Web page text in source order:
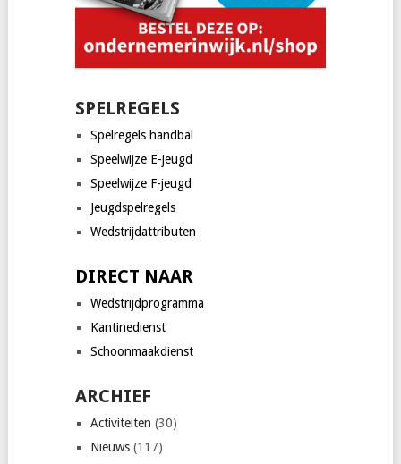
SPELREGELS
Spelregels handbal
Speelwijze E-jeugd
Speelwijze F-jeugd
Jeugdspelregels
Wedstrijdattributen
DIRECT NAAR
Wedstrijdprogramma
Kantinedienst
Schoonmaakdienst
ARCHIEF
Activiteiten (30)
Nieuws(117)